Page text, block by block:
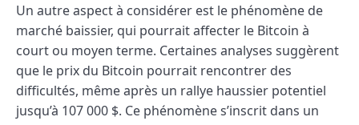
Un autre aspect à considérer est le phénomène de
marché baissier, qui pourrait affecter le Bitcoin à
court ou moyen terme. Certaines analyses suggèrent
que le prix du Bitcoin pourrait rencontrer des
difficultés, même après un rallye haussier potentiel
jusqu’à 107 000 $. Ce phénomène s’inscrit dans un